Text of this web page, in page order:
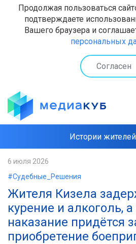
Продолжая пользоваться
подтверждаете
Вашего браузера и
персональных
Согласен
Истории
6 июля 2026
#Судебные_Решения
Жителя Кизела
курение и алкоголь,
наказание придётся
приобретение